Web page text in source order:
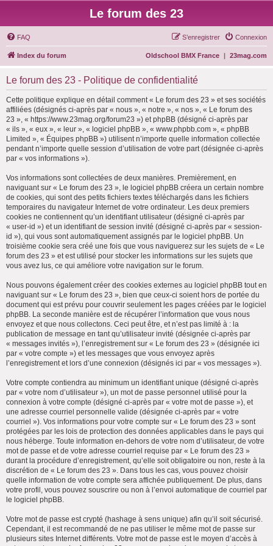
Le forum des 23
FAQ Connexion
S’enregistrer
Index du forum 23mag.com
|
Oldschool BMX France
Le forum des 23 - Politique de confidentialité
Cette politique explique en détail comment « Le forum des 23 » et ses sociétés
affiliées (désignés ci-après par « nous », « notre », « nos », « Le forum des
23 », « https://www.23mag.org/forum23 ») et phpBB (désigné ci-après par
« ils », « eux », « leur », « logiciel phpBB », « www.phpbb.com », « phpBB
Limited », « Équipes phpBB ») utilisent n’importe quelle information collectée
pendant n’importe quelle session d’utilisation de votre part (désignée ci-après
par « vos informations »).
Vos informations sont collectées de deux manières. Premièrement, en
naviguant sur « Le forum des 23 », le logiciel phpBB créera un certain nombre
de cookies, qui sont des petits fichiers textes téléchargés dans les fichiers
temporaires du navigateur Internet de votre ordinateur. Les deux premiers
cookies ne contiennent qu’un identifiant utilisateur (désigné ci-après par
« user-id ») et un identifiant de session invité (désigné ci-après par « session-
id »), qui vous sont automatiquement assignés par le logiciel phpBB. Un
troisième cookie sera créé une fois que vous naviguerez sur les sujets de « Le
forum des 23 » et est utilisé pour stocker les informations sur les sujets que
vous avez lus, ce qui améliore votre navigation sur le forum.
Nous pouvons également créer des cookies externes au logiciel phpBB tout en
naviguant sur « Le forum des 23 », bien que ceux-ci soient hors de portée du
document qui est prévu pour couvrir seulement les pages créées par le logiciel
phpBB. La seconde manière est de récupérer l’information que vous nous
envoyez et que nous collectons. Ceci peut être, et n’est pas limité à : la
publication de message en tant qu’utilisateur invité (désignée ci-après par
« messages invités »), l’enregistrement sur « Le forum des 23 » (désignée ici
par « votre compte ») et les messages que vous envoyez après
l’enregistrement et lors d’une connexion (désignés ici par « vos messages »).
Votre compte contiendra au minimum un identifiant unique (désigné ci-après
par « votre nom d’utilisateur »), un mot de passe personnel utilisé pour la
connexion à votre compte (désigné ci-après par « votre mot de passe »), et
une adresse courriel personnelle valide (désignée ci-après par « votre
courriel »). Vos informations pour votre compte sur « Le forum des 23 » sont
protégées par les lois de protection des données applicables dans le pays qui
nous héberge. Toute information en-dehors de votre nom d’utilisateur, de votre
mot de passe et de votre adresse courriel requise par « Le forum des 23 »
durant la procédure d’enregistrement, qu’elle soit obligatoire ou non, reste à la
discrétion de « Le forum des 23 ». Dans tous les cas, vous pouvez choisir
quelle information de votre compte sera affichée publiquement. De plus, dans
votre profil, vous pouvez souscrire ou non à l’envoi automatique de courriel par
le logiciel phpBB.
Votre mot de passe est crypté (hashage à sens unique) afin qu’il soit sécurisé.
Cependant, il est recommandé de ne pas utiliser le même mot de passe sur
plusieurs sites Internet différents. Votre mot de passe est le moyen d’accès à